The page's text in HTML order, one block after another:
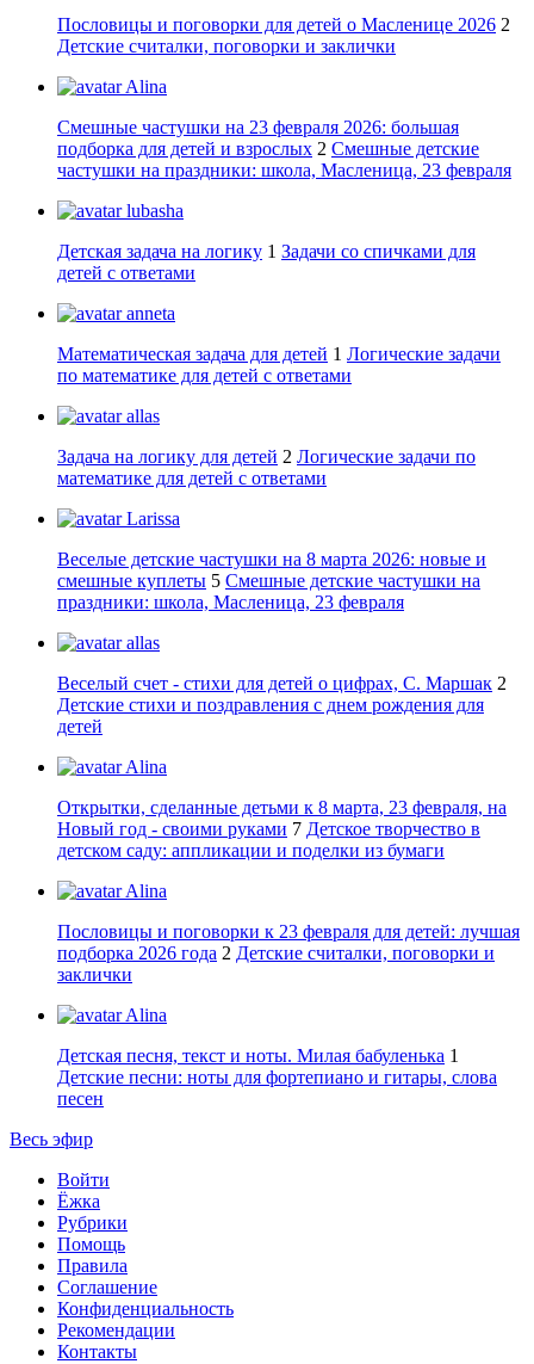
Пословицы и поговорки для детей о Масленице 2026 2
Детские считалки, поговорки и заклички
Alina
Смешные частушки на 23 февраля 2026: большая
подборка для детей и взрослых 2 Смешные детские
частушки на праздники: школа, Масленица, 23 февраля
lubasha
Детская задача на логику 1 Задачи со спичками для
детей с ответами
anneta
Математическая задача для детей 1 Логические задачи
по математике для детей с ответами
allas
Задача на логику для детей 2 Логические задачи по
математике для детей с ответами
Larissa
Веселые детские частушки на 8 марта 2026: новые и
смешные куплеты 5 Смешные детские частушки на
праздники: школа, Масленица, 23 февраля
allas
Веселый счет - стихи для детей о цифрах, С. Маршак 2
Детские стихи и поздравления с днем рождения для
детей
Alina
Открытки, сделанные детьми к 8 марта, 23 февраля, на
Новый год - своими руками 7 Детское творчество в
детском саду: аппликации и поделки из бумаги
Alina
Пословицы и поговорки к 23 февраля для детей: лучшая
подборка 2026 года 2 Детские считалки, поговорки и
заклички
Alina
Детская песня, текст и ноты. Милая бабуленька 1
Детские песни: ноты для фортепиано и гитары, слова
песен
Весь эфир
Войти
Ёжка
Рубрики
Помощь
Правила
Соглашение
Конфиденциальность
Рекомендации
Контакты